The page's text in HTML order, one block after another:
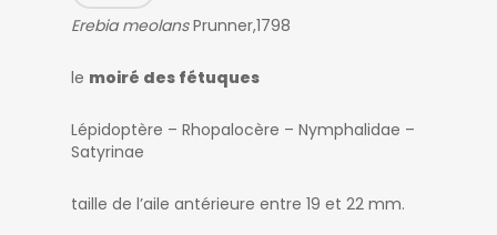
Erebia meolansPrunner,1798
le moiré des fétuques
Lépidoptère – Rhopalocère – Nymphalidae –
Satyrinae
taille de l’aile antérieure entre 19 et 22 mm.